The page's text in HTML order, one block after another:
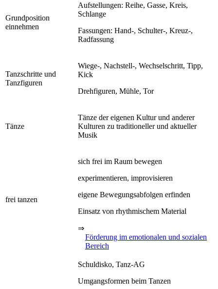
Grundposition
einnehmen
Aufstellungen: Reihe, Gasse, Kreis,
Schlange
Fassungen: Hand-, Schulter-, Kreuz-,
Radfassung
Tanzschritte und
Tanzfiguren
Wiege-, Nachstell-, Wechselschritt, Tipp,
Kick
Drehfiguren, Mühle, Tor
Tänze
Tänze der eigenen Kultur und anderer
Kulturen zu traditioneller und aktueller
Musik
frei tanzen
sich frei im Raum bewegen
experimentieren, improvisieren
eigene Bewegungsabfolgen erfinden
Einsatz von rhythmischem Material
⇒
Förderung im emotionalen und sozialen
Bereich
Schuldisko, Tanz-AG
Umgangsformen beim Tanzen